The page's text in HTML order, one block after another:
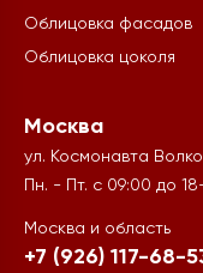
Облицовка фасадов
Облицовка цоколя
Москва
ул. Космонавта
Пн. - Пт. с 09:00 до
Москва и область
+7 (926) 117-68-